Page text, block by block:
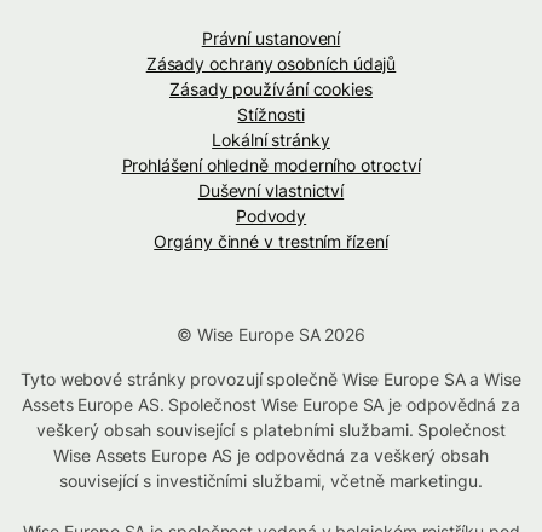
Právní ustanovení
Zásady ochrany osobních údajů
Zásady používání cookies
Stížnosti
Lokální stránky
Prohlášení ohledně moderního otroctví
Duševní vlastnictví
Podvody
Orgány činné v trestním řízení
© Wise Europe SA 2026
Tyto webové stránky provozují společně Wise Europe SA a Wise
Assets Europe AS. Společnost Wise Europe SA je odpovědná za
veškerý obsah související s platebními službami. Společnost
Wise Assets Europe AS je odpovědná za veškerý obsah
související s investičními službami, včetně marketingu.